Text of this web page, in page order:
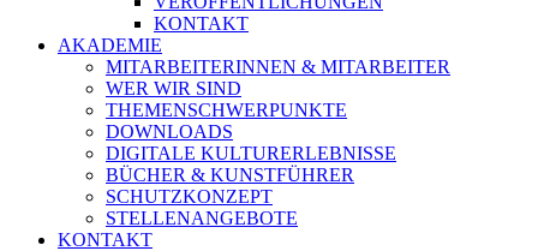
KONTAKT
AKADEMIE
MITARBEITERINNEN & MITARBEITER
WER WIR SIND
THEMENSCHWERPUNKTE
DOWNLOADS
DIGITALE KULTURERLEBNISSE
BÜCHER & KUNSTFÜHRER
SCHUTZKONZEPT
STELLENANGEBOTE
KONTAKT